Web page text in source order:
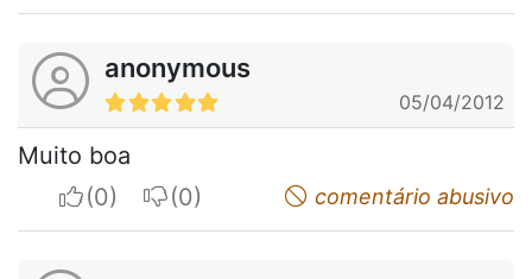
anonymous
05/04/2012
Muito boa
I apreciateI do not appreciatecomentário abusivo